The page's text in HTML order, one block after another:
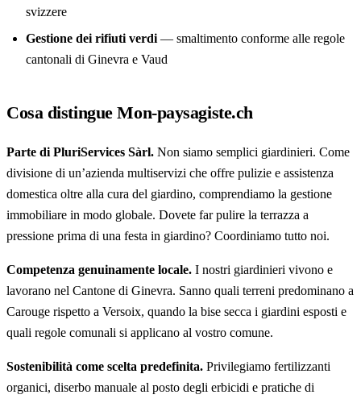
svizzere
Gestione dei rifiuti verdi — smaltimento conforme alle regole
cantonali di Ginevra e Vaud
Cosa distingue Mon-paysagiste.ch
Parte di PluriServices Sàrl. Non siamo semplici giardinieri. Come
divisione di un’azienda multiservizi che offre pulizie e assistenza
domestica oltre alla cura del giardino, comprendiamo la gestione
immobiliare in modo globale. Dovete far pulire la terrazza a
pressione prima di una festa in giardino? Coordiniamo tutto noi.
Competenza genuinamente locale. I nostri giardinieri vivono e
lavorano nel Cantone di Ginevra. Sanno quali terreni predominano a
Carouge rispetto a Versoix, quando la bise secca i giardini esposti e
quali regole comunali si applicano al vostro comune.
Sostenibilità come scelta predefinita. Privilegiamo fertilizzanti
organici, diserbo manuale al posto degli erbicidi e pratiche di